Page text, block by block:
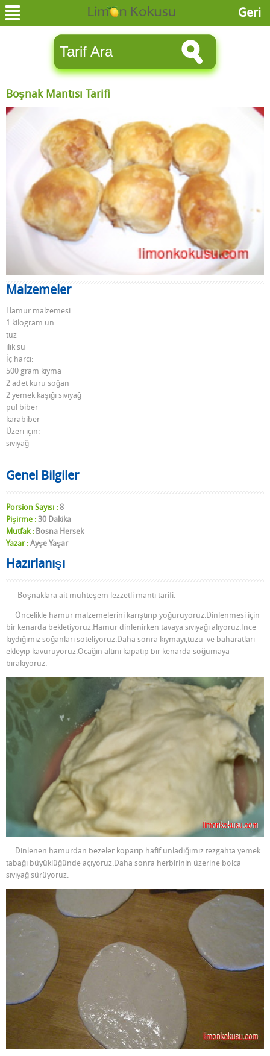
Geri
Boşnak Mantısı Tarifi
Malzemeler
Hamur malzemesi:
1 kilogram un
tuz
ılık su
İç harcı:
500 gram kıyma
2 adet kuru soğan
2 yemek kaşığı sıvıyağ
pul biber
karabiber
Üzeri için:
sıvıyağ
Genel Bilgiler
Porsion Sayısı : 8
Pişirme : 30 Dakika
Mutfak : Bosna Hersek
Yazar : Ayşe Yaşar
Hazırlanışı
Boşnaklara ait muhteşem lezzetli mantı tarifi.
Öncelikle hamur malzemelerini karıştırıp yoğuruyoruz.Dinlenmesi için
bir kenarda bekletiyoruz.Hamur dinlenirken tavaya sıvıyağı alıyoruz.İnce
kıydığımız soğanları soteliyoruz.Daha sonra kıymayı,tuzu ve baharatları
ekleyip kavuruyoruz.Ocağın altını kapatıp bir kenarda soğumaya
bırakıyoruz.
Dinlenen hamurdan bezeler koparıp hafif unladığımız tezgahta yemek
tabağı büyüklüğünde açıyoruz.Daha sonra herbirinin üzerine bolca
sıvıyağ sürüyoruz.